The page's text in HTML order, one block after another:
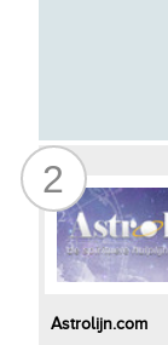
2
Astrolijn.com